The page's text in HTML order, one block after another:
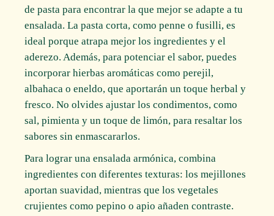
de pasta para encontrar la que mejor se adapte a tu
ensalada. La pasta corta, como penne o fusilli, es
ideal porque atrapa mejor los ingredientes y el
aderezo. Además, para potenciar el sabor, puedes
incorporar hierbas aromáticas como perejil,
albahaca o eneldo, que aportarán un toque herbal y
fresco. No olvides ajustar los condimentos, como
sal, pimienta y un toque de limón, para resaltar los
sabores sin enmascararlos.
Para lograr una ensalada armónica, combina
ingredientes con diferentes texturas: los mejillones
aportan suavidad, mientras que los vegetales
crujientes como pepino o apio añaden contraste.